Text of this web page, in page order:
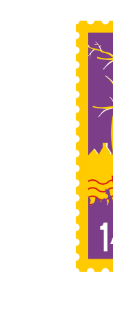
Sla de navigatie